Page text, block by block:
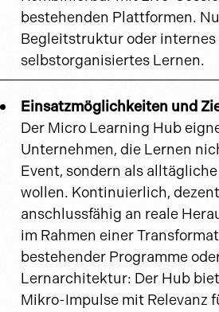
bestehenden Plattformen.
Begleitstruktur oder
selbstorganisiertes Lernen.
Einsatzmöglichkeiten und
Der Micro Learning Hub
Unternehmen, die Lernen
Event, sondern als
wollen. Kontinuierlich,
anschlussfähig an reale
im Rahmen einer
bestehender Programme
Lernarchitektur: Der Hub
Mikro-Impulse mit Relevanz